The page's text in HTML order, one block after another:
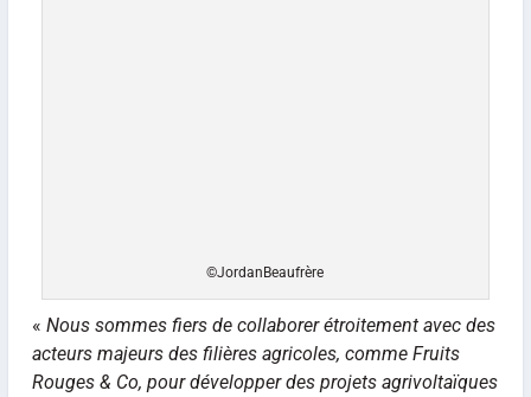
©JordanBeaufrère
« Nous sommes fiers de collaborer étroitement avec des
acteurs majeurs des filières agricoles, comme Fruits
Rouges & Co, pour développer des projets agrivoltaïques